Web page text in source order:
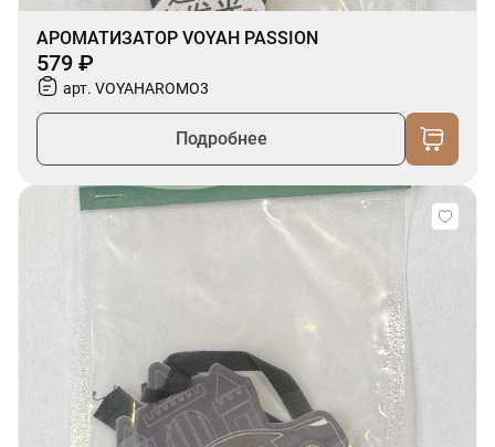
АРОМАТИЗАТОР VOYAH PASSION
579 ₽
арт. VOYAHAROMO3
Подробнее